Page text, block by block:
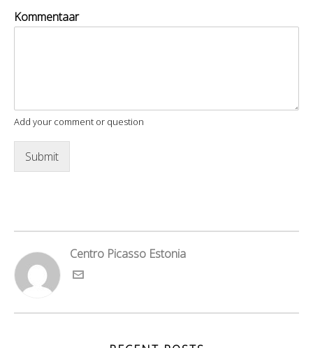
Kommentaar
Add your comment or question
Submit
Centro Picasso Estonia